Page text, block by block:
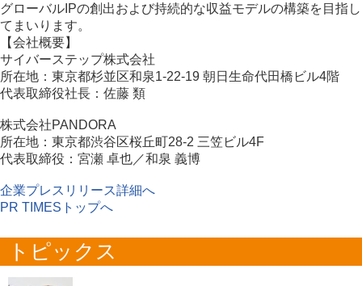
グローバルIPの創出および持続的な収益モデルの構築を目指し
てまいります。
【会社概要】
サイバーステップ株式会社
所在地：東京都杉並区和泉1-22-19 朝日生命代田橋ビル4階
代表取締役社長：佐藤 類
株式会社PANDORA
所在地：東京都渋谷区桜丘町28-2 三笠ビル4F
代表取締役：宮瀬 卓也／和泉 義博
企業プレスリリース詳細へ
PR TIMESトップへ
トピックス